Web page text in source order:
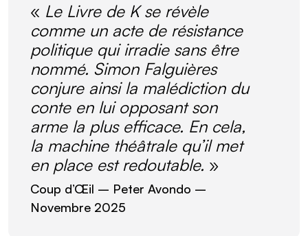
« Le Livre de K se révèle
comme un acte de résistance
politique qui irradie sans être
nommé. Simon Falguières
conjure ainsi la malédiction du
conte en lui opposant son
arme la plus efficace. En cela,
la machine théâtrale qu’il met
en place est redoutable. »
Coup d’Œil – Peter Avondo –
Novembre 2025